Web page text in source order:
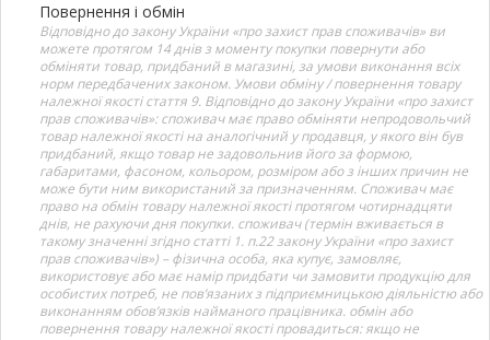
Повернення і обмін
Відповідно до закону України «про захист прав споживачів» ви
можете протягом 14 днів з моменту покупки повернути або
обміняти товар, придбаний в магазині, за умови виконання всіх
норм передбачених законом. Умови обміну / повернення товару
належної якості стаття 9. Відповідно до закону України «про захист
прав споживачів»: споживач має право обміняти непродовольчий
товар належної якості на аналогічний у продавця, у якого він був
придбаний, якщо товар не задовольнив його за формою,
габаритами, фасоном, кольором, розміром або з інших причин не
може бути ним використаний за призначенням. Споживач має
право на обмін товару належної якості протягом чотирнадцяти
днів, не рахуючи дня покупки. споживач (термін вживається в
такому значенні згідно статті 1. п.22 закону України «про захист
прав споживачів») – фізична особа, яка купує, замовляє,
використовує або має намір придбати чи замовити продукцію для
особистих потреб, не пов’язаних з підприємницькою діяльністю або
виконанням обов’язків найманого працівника. обмін або
повернення товару належної якості провадиться: якщо не